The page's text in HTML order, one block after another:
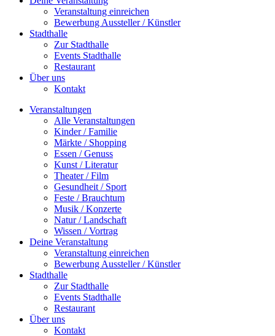
Veranstaltung einreichen
Bewerbung Aussteller / Künstler
Stadthalle
Zur Stadthalle
Events Stadthalle
Restaurant
Über uns
Kontakt
Veranstaltungen
Alle Veranstaltungen
Kinder / Familie
Märkte / Shopping
Essen / Genuss
Kunst / Literatur
Theater / Film
Gesundheit / Sport
Feste / Brauchtum
Musik / Konzerte
Natur / Landschaft
Wissen / Vortrag
Deine Veranstaltung
Veranstaltung einreichen
Bewerbung Aussteller / Künstler
Stadthalle
Zur Stadthalle
Events Stadthalle
Restaurant
Über uns
Kontakt